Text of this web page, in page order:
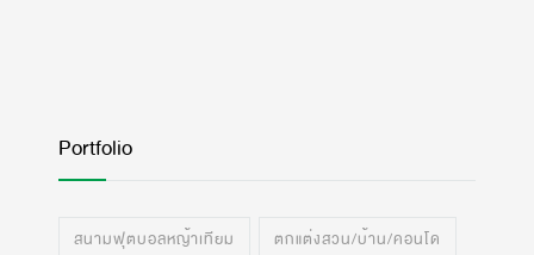
Portfolio
สนามฟุตบอลหญ้าเทียม ตกแต่งสวน/บ้าน/คอนโด